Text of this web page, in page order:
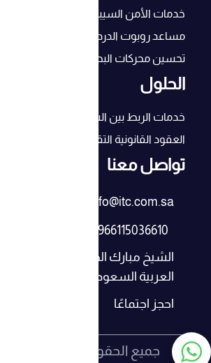
خدمات الأمن السيبراني
مساعد روبوت الدردشة بالذكاء الإصطناعي
تحسين محركات البحث (SEO) لنجاح أعمالك
الحلول
خدمات الربط بين الشركات
العقود القانونية التقنية
تواصل معنا
info@itc.com.sa
+966115036610
الشيخ مبارك الصباح، العليا،
العربية السعودية
احجز اجتماعًا
جميع الحقوق محفوظة لـ ‎‪2026 © ITC‬